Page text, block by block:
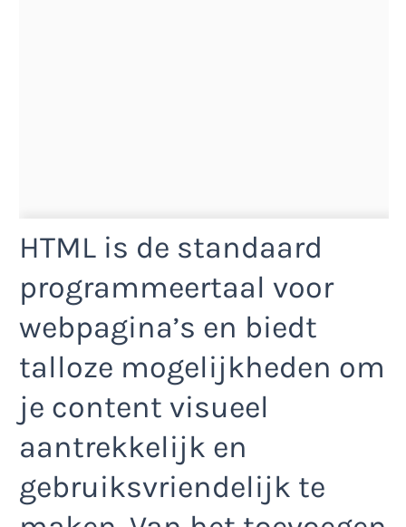
HTML is de standaard
programmeertaal voor
webpagina’s en biedt
talloze mogelijkheden om
je content visueel
aantrekkelijk en
gebruiksvriendelijk te